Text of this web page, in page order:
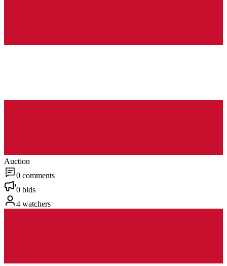
Auction
0 comments
0 bids
4 watchers